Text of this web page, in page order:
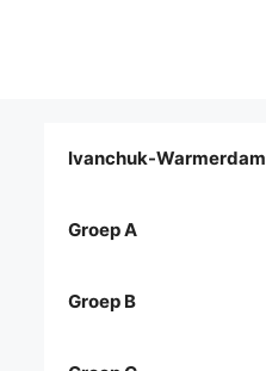
Ivanchuk-Warmerdam
Groep A
Groep B